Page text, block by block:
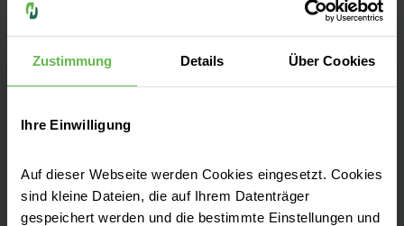
Zustimmung Details Über Cookies
Ihre Einwilligung
Auf dieser Webseite werden Cookies eingesetzt. Cookies
sind kleine Dateien, die auf Ihrem Datenträger
gespeichert werden und die bestimmte Einstellungen und
Unsere Zentren